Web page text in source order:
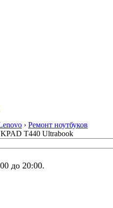
› Ремонт ноутбуков
T440 Ultrabook
до 20:00.